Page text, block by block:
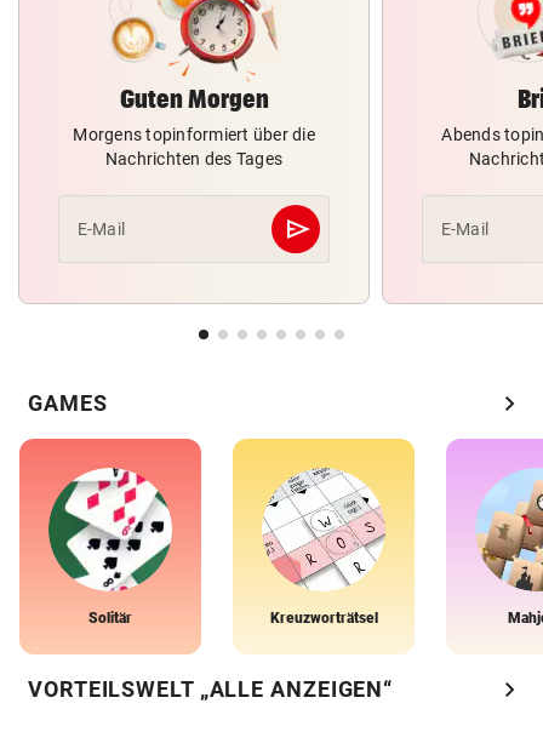
Guten Morgen
Morgens topinformiert über die
Nachrichten des Tages
E-Mail send
Abschicken
Abends
E-Mail
GAMES chevron_right
Solitär Kreuzworträtsel
VORTEILSWELT „ALLE ANZEIGEN“ chevron_right